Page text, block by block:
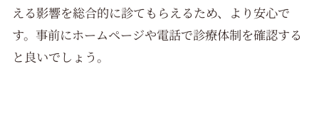
える影響を総合的に診てもらえるため、より安心で
す。事前にホームページや電話で診療体制を確認する
と良いでしょう。